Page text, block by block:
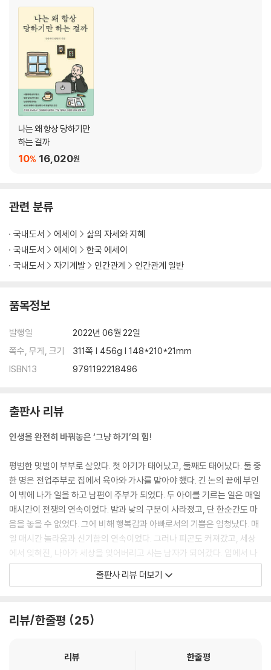
현명한 이별 대처법
부모님과의 이별에 대처하는 법
6 아름다운 연애, 서글픈 연애
모태솔로가 연애를 시작하려면?
여자는 어떤 남자에게 반하는가
남자는 어떤 여자에게 끌리는가
7 결혼하지 말라! 절대로?
산에 오르면서 산이 험하다고 불평한다면
예측 불가능한 존재들
8 아이를 기르는 행복
결혼 생활의 최고의 축복은 육아
전장터의 한가운데에 선 남자
아이로 인한 뜻밖의 재능 발견 ‘유튜브’
육아는 얼마나 힘들고 고통스러울까?
호환마마보다 무서운 육아 우울증
9 가족은 평생의 짐?
자식에 대한 기대와 원망
자녀로부터 독립하기
친구를 때렸던 이유
오래된 친구가 과연 좋은 친구일까
내향적인 사람이 친구 만들기
‘진짜 친구’란 무엇일까?
인맥을 넓히고 싶다면
11 직장 생활은 제3의 인생
당신이 직장에서 공격당하는 진짜 이유
공격하는 상사에게 효과적으로 대응하기
세련된 양아치가 돼라
직장에서 아우라를 풍기는 방법
무례한 사람들은 도대체 왜 그럴까?
우리는 덩치 좋은 사람에게만 두려움을 느낄까?
나는 왜 항상 당하기만
하는 걸까
16,020원
10%
관련 분류
국내도서 에세이
삶의 자세와 지혜
국내도서
에세이
한국 에세이
국내도서
자기계발 인간관계 인간관계 일반
품목정보
발행일
2022년 06월 22일
쪽수, 무게, 크기
311쪽 | 456g | 148*210*21mm
ISBN13
9791192218496
출판사 리뷰
인생을 완전히 바꿔놓은 ‘그냥 하기’의 힘!
평범한 맞벌이 부부로 살았다. 첫 아기가 태어났고, 둘째도 태어났다. 둘 중
한 명은 전업주부로 집에서 육아와 가사를 맡아야 했다. 긴 논의 끝에 부인
이 밖에 나가 일을 하고 남편이 주부가 되었다. 두 아이를 기르는 일은 매일
매시간이 전쟁의 연속이었다. 밤과 낮의 구분이 사라졌고, 단 한순간도 마
음을 놓을 수 없었다. 그에 비해 행복감과 아빠로서의 기쁨은 엄청났다. 매
일 매시간 놀라움과 신기함의 연속이었다. 그러나 피곤도 커져갔고, 세상
에서 잊혀진, 나아가 세상을 잊어버리고 사는 남자가 되어갔다. 입에서 나
오는 말들은 단순하기 그지없었다.
응아, 맘마, 때찌, 에비, 쉬야. 자장자장…….
화를 나누고 싶었다.
‘무언가, 그 무언가, 아무것이나 ‘그냥 한번’ 해보자!’
출판사 리뷰 더보기
리뷰/한줄평 25
리뷰 한줄평